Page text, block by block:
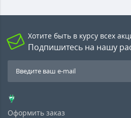
Хотите быть в курсу всех
Подпишитесь на нашу
Оформить заказ